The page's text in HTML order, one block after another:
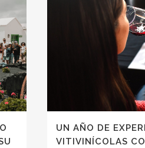
UN AÑO DE
VITIVINÍCOLAS